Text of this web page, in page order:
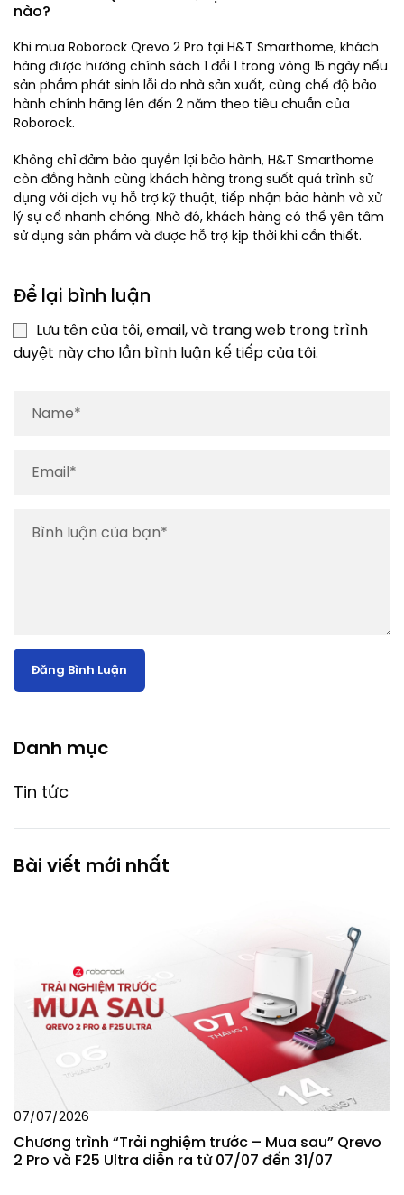
nào?
Khi mua Roborock Qrevo 2 Pro tại H&T Smarthome, khách
hàng được hưởng chính sách 1 đổi 1 trong vòng 15 ngày nếu
sản phẩm phát sinh lỗi do nhà sản xuất, cùng chế độ bảo
hành chính hãng lên đến 2 năm theo tiêu chuẩn của
Roborock.
Không chỉ đảm bảo quyền lợi bảo hành, H&T Smarthome
còn đồng hành cùng khách hàng trong suốt quá trình sử
dụng với dịch vụ hỗ trợ kỹ thuật, tiếp nhận bảo hành và xử
lý sự cố nhanh chóng. Nhờ đó, khách hàng có thể yên tâm
sử dụng sản phẩm và được hỗ trợ kịp thời khi cần thiết.
Để lại bình luận
Lưu tên của tôi, email, và trang web trong trình
duyệt này cho lần bình luận kế tiếp của tôi.
Danh mục
Tin tức
Bài viết mới nhất
07/07/2026
Chương trình “Trải nghiệm trước – Mua sau” Qrevo
2 Pro và F25 Ultra diễn ra từ 07/07 đến 31/07